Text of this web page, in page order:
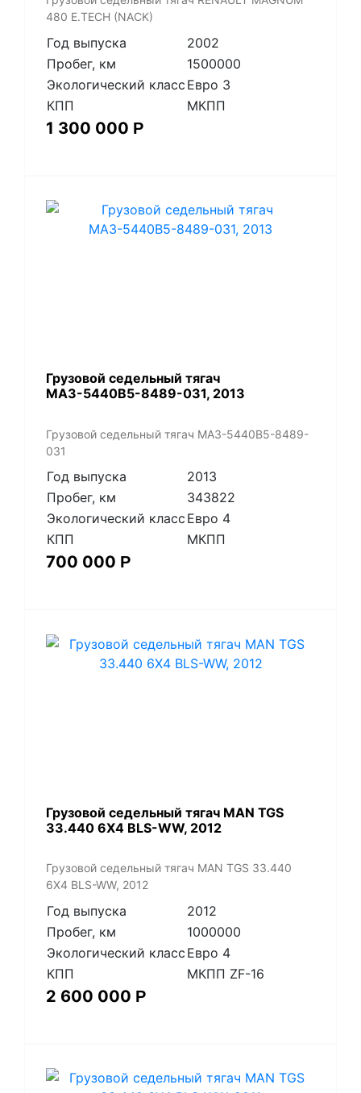
480 E.TECH (NACK)
Год выпуска
2002
Пробег, км
1500000
Экологический класс Евро 3
КПП
МКПП
1 300 000 Р
​Грузовой седельный тягач
МАЗ-5440В5-8489-031, 2013
​Грузовой седельный тягач МАЗ-5440В5-8489-
031
Год выпуска
2013
Пробег, км
343822
Экологический класс Евро 4
КПП
МКПП
700 000 Р
​Грузовой седельный тягач MAN TGS
33.440 6X4 BLS-WW, 2012
​Грузовой седельный тягач MAN TGS 33.440
6X4 BLS-WW, 2012
Год выпуска
2012
Пробег, км
1000000
Экологический класс Евро 4
КПП
МКПП ZF-16
2 600 000 Р